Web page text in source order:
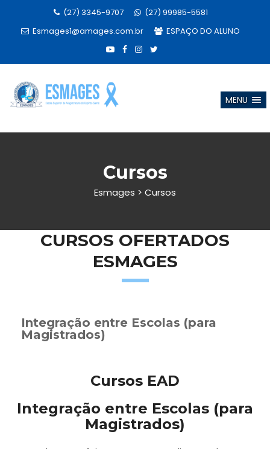
(27) 3345-9707
(27) 99985-5581
Esmages1@amages.com.br
ESPAÇO DO ALUNO
MENU
Cursos
Esmages > Cursos
CURSOS OFERTADOS
ESMAGES
Integração entre Escolas (para
Magistrados)
Cursos EAD
Integração entre Escolas (para
Magistrados)